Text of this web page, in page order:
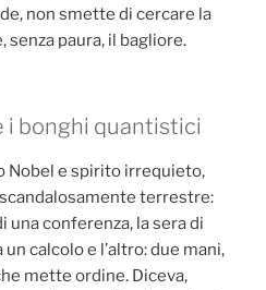
non smette di cercare la
senza paura, il bagliore.
i bonghi quantistici
Nobel e spirito irrequieto,
terrestre:
una conferenza, la sera di
calcolo e l’altro: due mani,
mette ordine. Diceva,